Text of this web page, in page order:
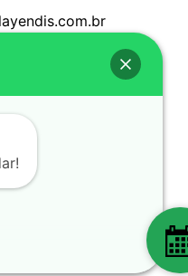
3367
5799
0304